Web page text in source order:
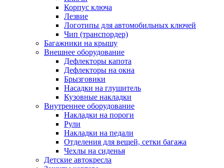
Корпус ключа
Лезвие
Логотипы для автомобильных ключей
Чип (транспордер)
Багажники на крышу
Внешнее оборудование
Дефлекторы капота
Дефлекторы на окна
Брызговики
Насадки на глушитель
Кузовные накладки
Внутреннее оборудование
Накладки на пороги
Рули
Накладки на педали
Отделения для вещей, сетки багажа
Чехлы на сиденья
Детские автокресла